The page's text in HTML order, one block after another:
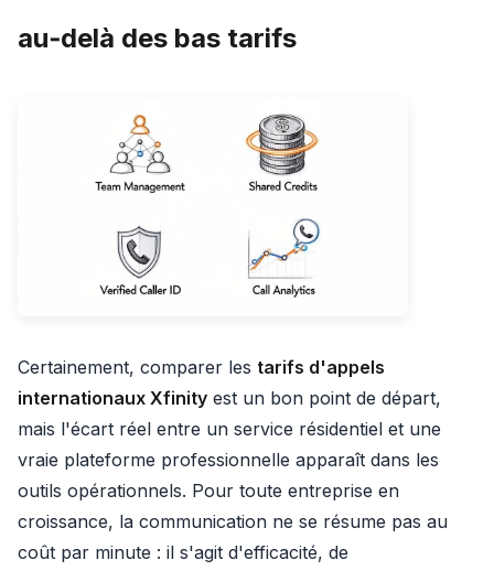
au‑delà des bas tarifs
Certainement, comparer les tarifs d'appels
internationaux Xfinity est un bon point de départ,
mais l'écart réel entre un service résidentiel et une
vraie plateforme professionnelle apparaît dans les
outils opérationnels. Pour toute entreprise en
croissance, la communication ne se résume pas au
coût par minute : il s'agit d'efficacité, de